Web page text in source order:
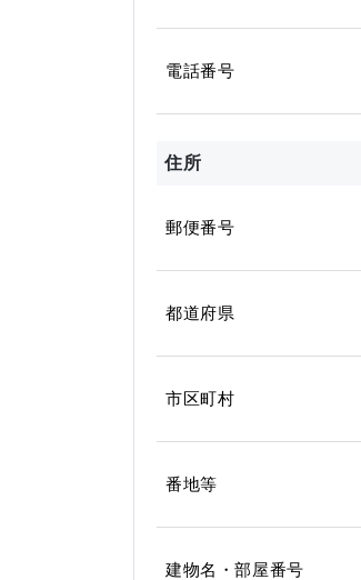
電話番号
住所
郵便番号
都道府県
市区町村
番地等
建物名・部屋番号